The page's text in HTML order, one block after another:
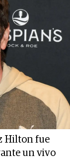
Hilton fue
un vivo